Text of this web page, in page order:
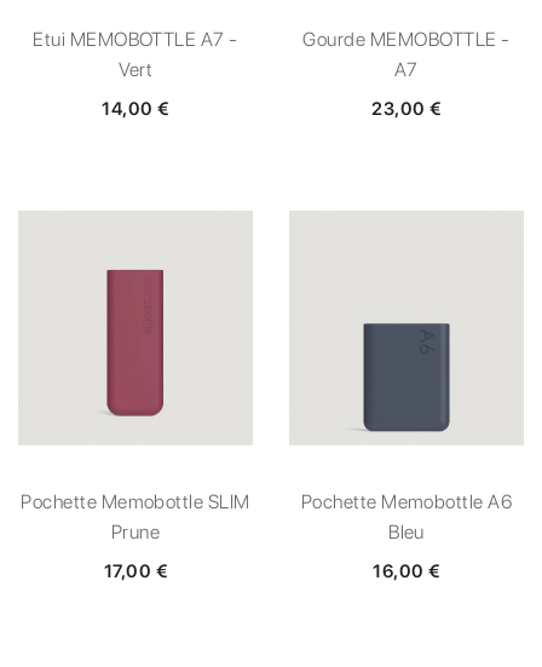
Etui MEMOBOTTLE A7 -
Vert
14,00 €
Gourde MEMOBOTTLE -
A7
23,00 €
Pochette Memobottle SLIM
Prune
17,00 €
Pochette Memobottle A6
Bleu
16,00 €